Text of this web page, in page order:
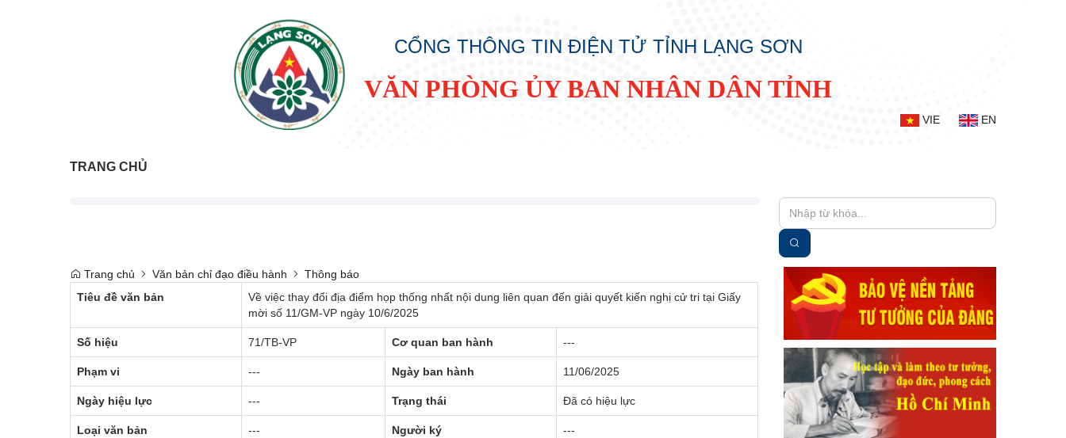
CỔNG THÔNG TIN ĐIỆN TỬ TỈNH LẠNG SƠN
VĂN PHÒNG ỦY BAN NHÂN DÂN TỈNH
VIE EN
TRANG CHỦ
Trang chủ Văn bản chỉ đạo điều hành
Thông báo
Tiêu đề văn bản
Về việc thay đổi địa điểm họp thống nhất nội dung liên quan đến giải quyết kiến nghị cử tri tại Giấy
mời số 11/GM-VP ngày 10/6/2025
Số hiệu 71/TB-VP Cơ quan ban hành ---
Phạm vi --- Ngày ban hành 11/06/2025
Ngày hiệu lực --- Trạng thái Đã có hiệu lực
Loại văn bản --- Người ký ---